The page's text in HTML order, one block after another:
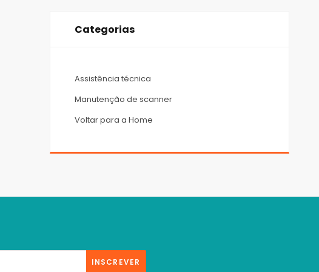
Categorias
Assistência técnica
Manutenção de scanner
Voltar para a Home